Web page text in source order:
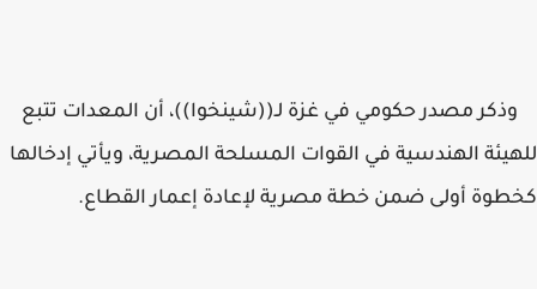
وذكر مصدر حكومي في غزة لـ((شينخوا))، أن المعدات تتبع
للهيئة الهندسية في القوات المسلحة المصرية، ويأتي إدخالها
كخطوة أولى ضمن خطة مصرية لإعادة إعمار القطاع.